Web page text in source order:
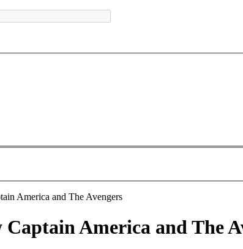
America and The Avengers
Captain America and The